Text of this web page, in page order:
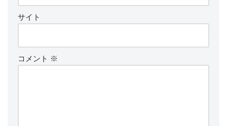
サイト
コメント ※